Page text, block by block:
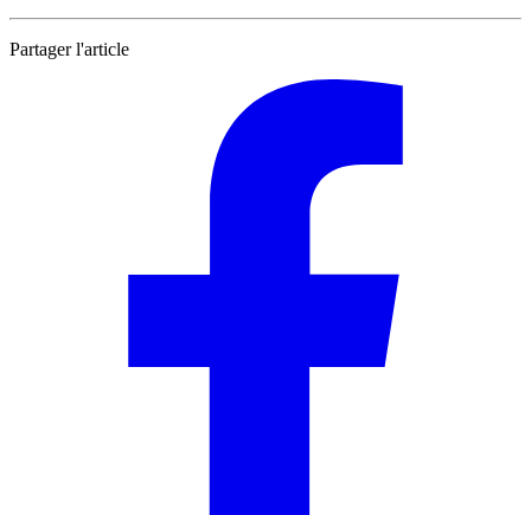
Partager l'article